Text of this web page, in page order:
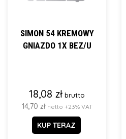
SIMON 54 KREMOWY
GNIAZDO 1X BEZ/U
18,08 zł brutto
14,70 zł netto +23% VAT
KUP TERAZ